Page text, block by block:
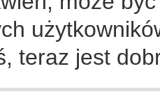
teraz jest